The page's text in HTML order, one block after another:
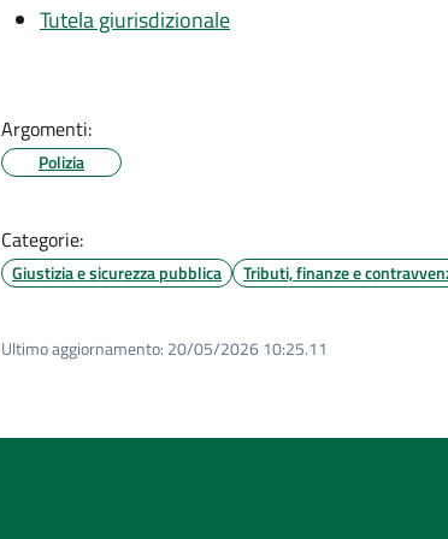
Tutela giurisdizionale
Argomenti:
Polizia
Categorie:
Giustizia e sicurezza pubblica Tributi, finanze e
Ultimo aggiornamento: 20/05/2026 10:25.11